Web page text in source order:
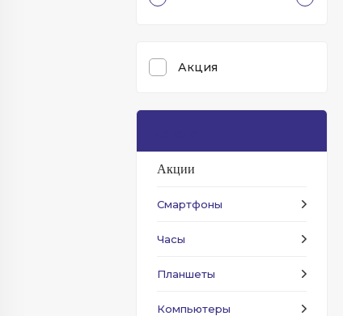
Акция
Акции
Смартфоны
Часы
Планшеты
Компьютеры